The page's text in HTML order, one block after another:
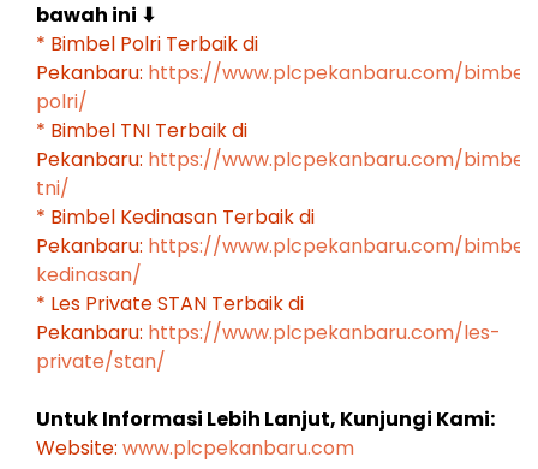
bawah ini ⬇
* Bimbel Polri Terbaik di
Pekanbaru: https://www.plcpekanbaru.com/
polri/
* Bimbel TNI Terbaik di
Pekanbaru: https://www.plcpekanbaru.com/
tni/
* Bimbel Kedinasan Terbaik di
Pekanbaru: https://www.plcpekanbaru.com/
kedinasan/
* Les Private STAN Terbaik di
Pekanbaru: https://www.plcpekanbaru.com/les-
private/stan/
Untuk Informasi Lebih Lanjut, Kunjungi Kami:
Website: www.plcpekanbaru.com